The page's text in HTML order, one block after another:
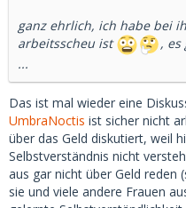
ganz ehrlich, ich habe bei
arbeitsscheu ist
,
...
Das ist mal wieder eine
UmbraNoctis ist sicher nicht
über das Geld diskutiert, weil
Selbstverständnis nicht
aus gar nicht über Geld reden
sie und viele andere Frauen